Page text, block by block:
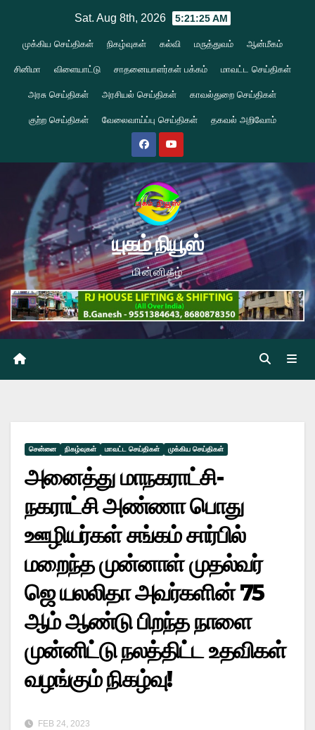
content
Sat. Aug 8th, 2026 5:21:26 AM
முக்கிய செய்திகள் நிகழ்வுகள் கல்வி மருத்துவம் ஆன்மீகம்
சினிமா விளையாட்டு சாதனையாளர்கள் பக்கம் மாவட்ட செய்திகள்
அரசு செய்திகள் அரசியல் செய்திகள் காவல்துறை செய்திகள்
குற்ற செய்திகள் வேலைவாய்ப்பு செய்திகள் தகவல் அறிவோம்
யுகம் நியூஸ்
மின்னிதழ்
சென்னை நிகழ்வுகள் மாவட்ட செய்திகள் முக்கிய செய்திகள்
அனைத்து மாநகராட்சி-
நகராட்சி அண்ணா பொது
ஊழியர்கள் சங்கம் சார்பில்
மறைந்த முன்னாள் முதல்வர்
ஜெ யலலிதா அவர்களின் 75
ஆம் ஆண்டு பிறந்த நாளை
முன்னிட்டு நலத்திட்ட உதவிகள்
வழங்கும் நிகழ்வு!
FEB 24, 2023